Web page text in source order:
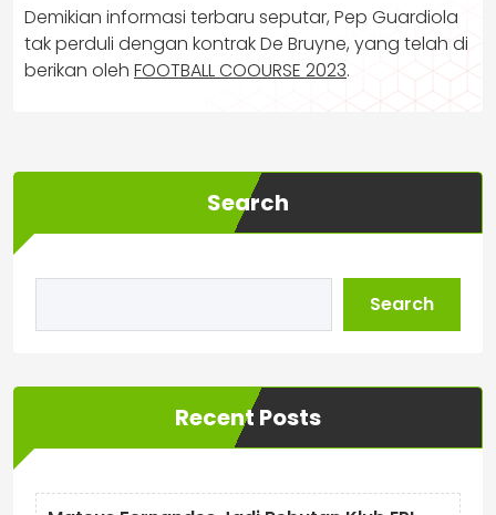
Demikian informasi terbaru seputar, Pep Guardiola
tak perduli dengan kontrak De Bruyne, yang telah di
berikan oleh FOOTBALL COOURSE 2023.
Search
Search
Recent Posts